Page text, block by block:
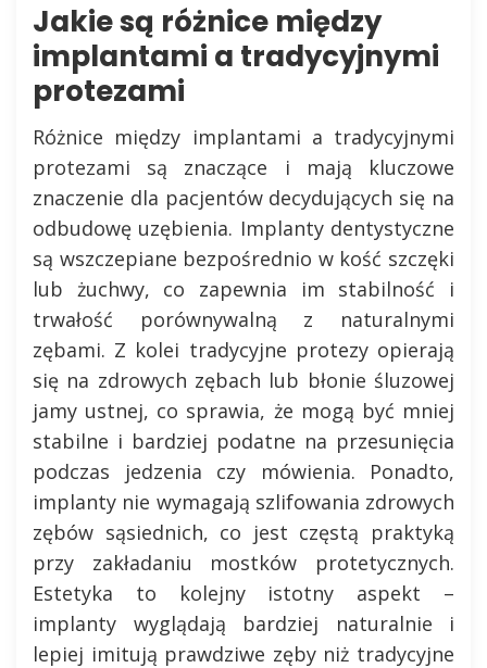
Jakie są różnice między
implantami a tradycyjnymi
protezami
Różnice między implantami a tradycyjnymi
protezami są znaczące i mają kluczowe
znaczenie dla pacjentów decydujących się na
odbudowę uzębienia. Implanty dentystyczne
są wszczepiane bezpośrednio w kość szczęki
lub żuchwy, co zapewnia im stabilność i
trwałość porównywalną z naturalnymi
zębami. Z kolei tradycyjne protezy opierają
się na zdrowych zębach lub błonie śluzowej
jamy ustnej, co sprawia, że mogą być mniej
stabilne i bardziej podatne na przesunięcia
podczas jedzenia czy mówienia. Ponadto,
implanty nie wymagają szlifowania zdrowych
zębów sąsiednich, co jest częstą praktyką
przy zakładaniu mostków protetycznych.
Estetyka to kolejny istotny aspekt –
implanty wyglądają bardziej naturalnie i
lepiej imitują prawdziwe zęby niż tradycyjne